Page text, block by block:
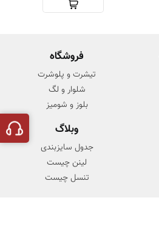
فروشگاه
تیشرت و پلوشرت
شلوار و لگ
بلوز و شومیز
وبلاگ
جدول سایزبندی
لینن چیست
تنسل چیست